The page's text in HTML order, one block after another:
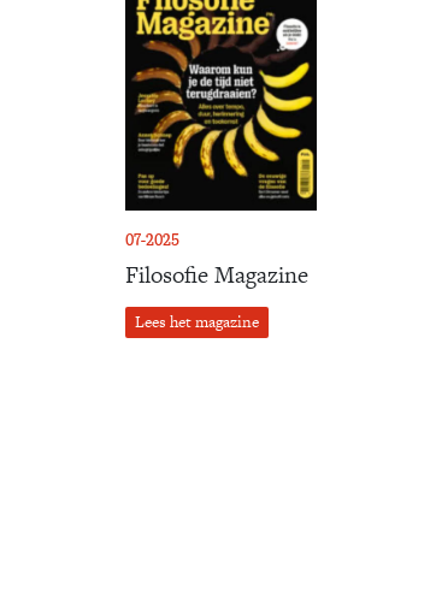
07-2025
Filosofie Magazine
Lees het magazine